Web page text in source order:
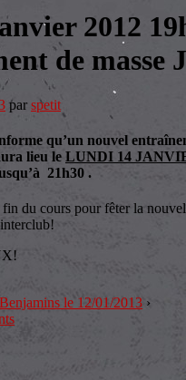
2012
de masse
par spetit
qu’un nouvel
lieu le LUNDI 14
21h30 .
du cours pour fêter la
le 12/01/2013 ›